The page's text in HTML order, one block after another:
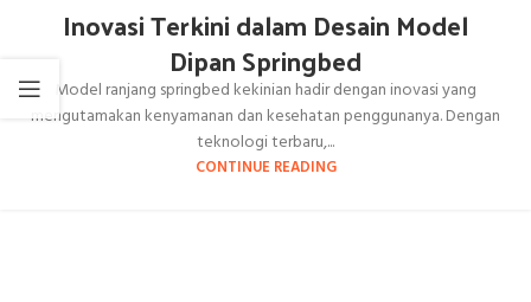
Inovasi Terkini dalam Desain Model
Dipan Springbed
Model ranjang springbed kekinian hadir dengan inovasi yang
mengutamakan kenyamanan dan kesehatan penggunanya. Dengan
teknologi terbaru,...
CONTINUE READING